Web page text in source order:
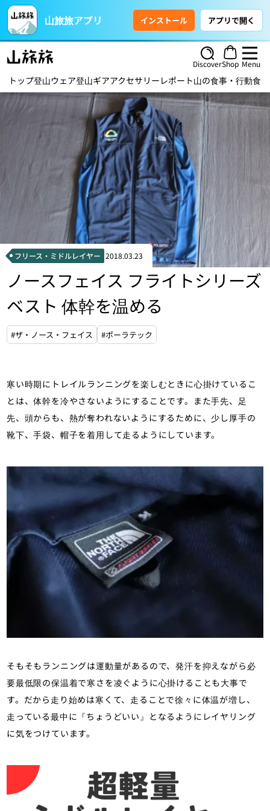
山旅旅アプリ インストール アプリで開く
DiscoverShop Menu
トップ登山ウェア登山ギアアクセサリー レポート山の食事・行動食
フリース・ミドルレイヤー 2018.03.23
ノースフェイス フライトシリーズ
ベスト 体幹を温める
#ザ・ノース・フェイス #ポーラテック
寒い時期にトレイルランニングを楽しむときに心掛けているこ
とは、体幹を冷やさないようにすることです。また手先、足
先、頭からも、熱が奪われないようにするために、少し厚手の
靴下、手袋、帽子を着用して走るようにしています。
そもそもランニングは運動量があるので、発汗を抑えながら必
要最低限の保温着で寒さを凌ぐように心掛けることも大事で
す。だから走り始めは寒くて、走ることで徐々に体温が増し、
走っている最中に『ちょうどいい』となるようにレイヤリング
に気をつけています。